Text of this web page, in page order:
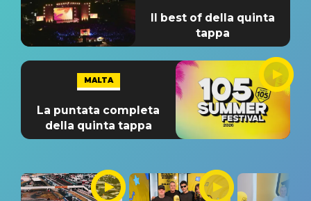
Il best of della quinta
tappa
MALTA
La puntata completa
della quinta tappa